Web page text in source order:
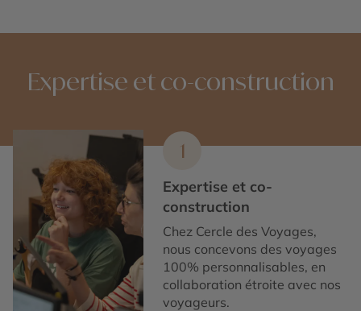
Expertise et co-construction
1
Expertise et co-
construction
Chez Cercle des Voyages,
nous concevons des voyages
100% personnalisables, en
collaboration étroite avec nos
voyageurs.